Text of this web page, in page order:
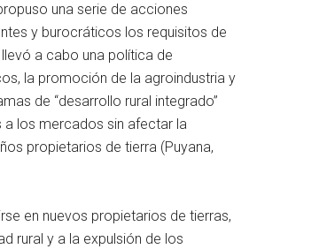
una serie de acciones
y burocráticos los requisitos de
a cabo una política de
la promoción de la agroindustria y
de “desarrollo rural integrado”
los mercados sin afectar la
propietarios de tierra (Puyana,
en nuevos propietarios de tierras,
rural y a la expulsión de los